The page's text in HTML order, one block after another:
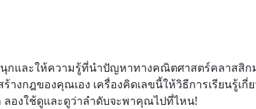
กและให้ความรู้ที่นำปัญหาทางคณิตศาสตร์คลาสสิก
งกฎของคุณเอง เครื่องคิดเลขนี้ให้วิธีการเรียนรู้เกี่
องใช้ดูและดูว่าลำดับจะพาคุณไปที่ไหน!